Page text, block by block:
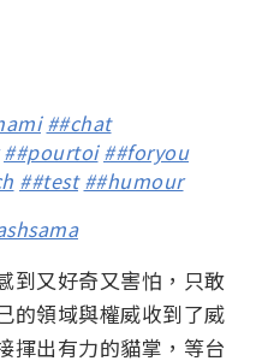
##chat
##pourtoi ##foryou
##test ##humour
到又好奇又害怕，只敢
的領域與權威收到了威
揮出有力的貓掌，等台